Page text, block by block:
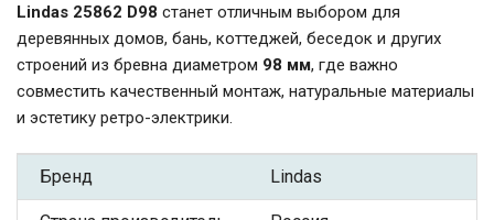
Lindas 25862 D98 станет отличным выбором для
деревянных домов, бань, коттеджей, беседок и других
строений из бревна диаметром 98 мм, где важно
совместить качественный монтаж, натуральные материалы
и эстетику ретро-электрики.
Бренд Lindas